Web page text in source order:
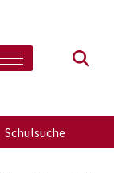
Schulsuche